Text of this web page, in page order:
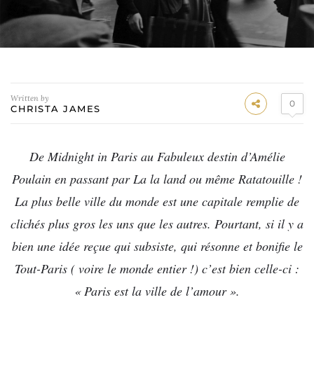
Written by
CHRISTA JAMES 0
De Midnight in Paris au Fabuleux destin d’Amélie
Poulain en passant par La la land ou même Ratatouille !
La plus belle ville du monde est une capitale remplie de
clichés plus gros les uns que les autres. Pourtant, si il y a
bien une idée reçue qui subsiste, qui résonne et bonifie le
Tout-Paris ( voire le monde entier !) c’est bien celle-ci :
« Paris est la ville de l’amour ».